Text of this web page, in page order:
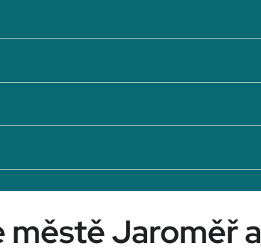
městě Jaroměř a